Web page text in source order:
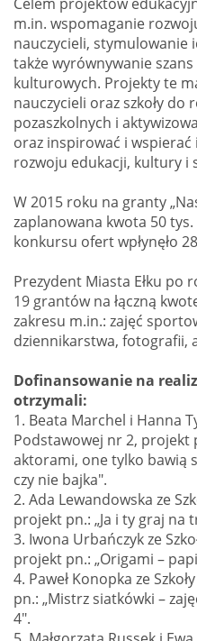
m.in. wspomaganie
nauczycieli, stymulowanie
także wyrównywanie
kulturowych. Projekty te
nauczycieli oraz szkoły do
pozaszkolnych i
oraz inspirować i
rozwoju edukacji, kultury i
W 2015 roku na granty
zaplanowana kwota 50 tys.
konkursu ofert wpłynęło
Prezydent Miasta Ełku po
19 grantów na łączną
zakresu m.in.: zajęć
dziennikarstwa, fotografii,
Dofinansowanie na
otrzymali:
1. Beata Marchel i Hanna
Podstawowej nr 2, projekt
aktorami, one tylko bawią
czy nie bajka".
2. Ada Lewandowska ze
projekt pn.: „Ja i ty graj na
3. Iwona Urbańczyk ze
projekt pn.: „Origami –
4. Paweł Konopka ze
pn.: „Mistrz siatkówki –
4".